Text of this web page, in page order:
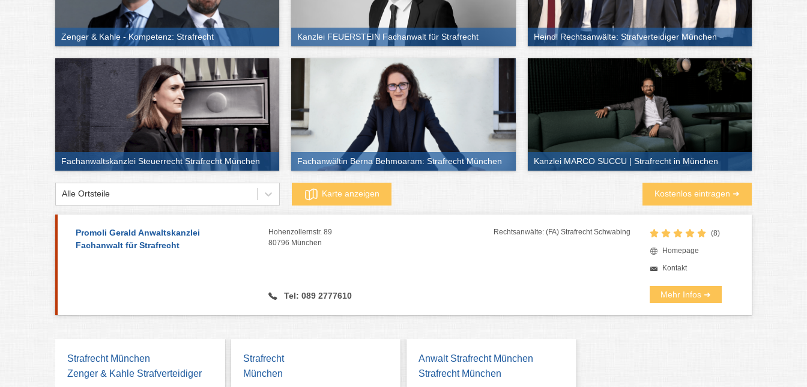
Zenger & Kahle - Kompetenz: Strafrecht Kanzlei FEUERSTEIN Fachanwalt für Strafrecht Heindl Rechtsanwälte: Strafverteidiger München
Fachanwaltskanzlei Steuerrecht Strafrecht München Fachanwältin Berna Behmoaram: Strafrecht München Kanzlei MARCO SUCCU | Strafrecht in München
Alle Ortsteile Karte anzeigen Kostenlos eintragen ➜
Promoli Gerald Anwaltskanzlei
Fachanwalt für Strafrecht
Hohenzollernstr. 89
80796 München
Tel: 089 2777610
Rechtsanwälte: (FA) Strafrecht Schwabing (8)
Homepage
Kontakt
Mehr Infos ➜
Strafrecht München
Zenger & Kahle Strafverteidiger
Strafrecht
München
Anwalt Strafrecht München
Strafrecht München